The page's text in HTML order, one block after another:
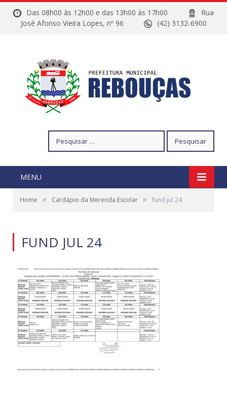
Das 08h00 às 12h00 e das 13h00 às 17h00
Rua
José Afonso Vieira Lopes, nº 96
(42) 3132-6900
por:
MENU
Home » Cardápio da Merenda Escolar » fund jul 24
FUND JUL 24